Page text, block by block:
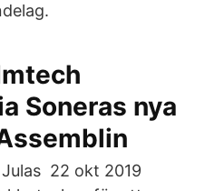
Soneras nya
22 okt 2019